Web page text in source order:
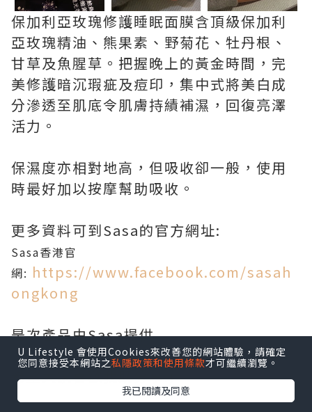
保加利亞玫瑰修護睡眠面膜含頂級保加利
亞玫瑰精油、熊果素、野菊花、牡丹根、
甘草及魚腥草。把握晚上的黃金時間，完
美修護暗沉瑕疵及痘印，集中式將美白成
分滲透至肌底令肌膚持績補濕，回復亮澤
活力。
保濕度亦相對地高，但吸收卻一般，使用
時最好加以按摩幫助吸收。
更多資料可到Sasa的官方網址:
Sasa香港官
網: https://www.facebook.com/sasah
ongkong
是次產品由Sasa提供
希望大家喜歡我既分享:)
U Lifestyle 會使用Cookies來改善您的網站體驗，請確定
您同意接受本網站之私隱政策和使用條款才可繼續瀏覽。
我已閱讀及同意